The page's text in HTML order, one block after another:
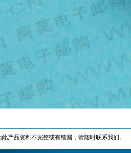
产品资料不完整或有错漏，请随时联系我们。